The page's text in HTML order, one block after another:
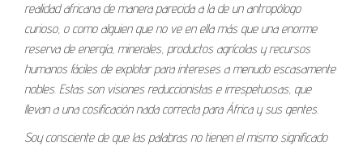
realidad africana de manera parecida a la de un antropólogo
curioso, o como alguien que no ve en ella más que una enorme
reserva de energía, minerales, productos agrícolas y recursos
humanos fáciles de explotar para intereses a menudo escasamente
nobles. Estas son visiones reduccionistas e irrespetuosas, que
llevan a una cosificación nada correcta para África y sus gentes.
Soy consciente de que las palabras no tienen el mismo significado